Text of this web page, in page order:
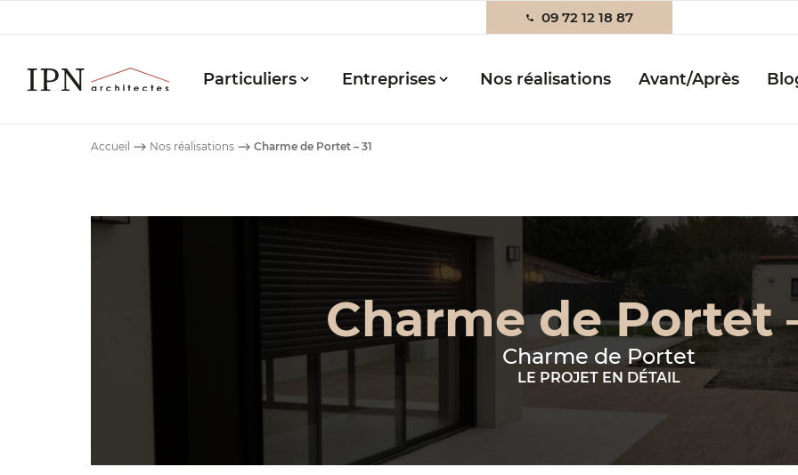
09 72 12 18 87
Particuliers Entreprises Nos réalisations Avant/Après
Accueil ⟶ Nos réalisations ⟶ Charme de Portet – 31
Charme de Portet
Charme de Portet
LE PROJET EN DÉTAIL